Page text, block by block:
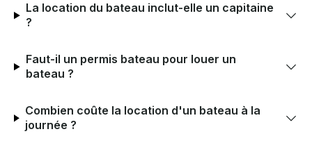
La location du bateau inclut-elle un capitaine
?
Faut-il un permis bateau pour louer un
bateau ?
Combien coûte la location d'un bateau à la
journée ?